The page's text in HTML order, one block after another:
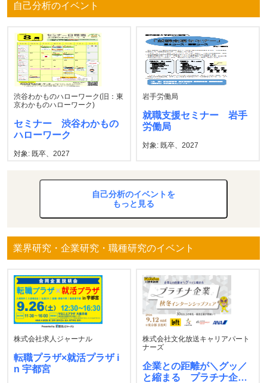
自己分析のイベント
渋谷わかものハローワーク(旧：東
京わかものハローワーク)
セミナー 渋谷わかもの
ハローワーク
対象: 既卒、2027
岩手労働局
就職支援セミナー 岩手
労働局
対象: 既卒、2027
自己分析のイベントを
もっと見る
業界研究・企業研究・職種研究のイベント
株式会社求人ジャーナル
転職プラザ×就活プラザ i
n 宇都宮
株式会社文化放送キャリアパート
ナーズ
企業との距離が＼グッ／
と縮まる プラチナ企業